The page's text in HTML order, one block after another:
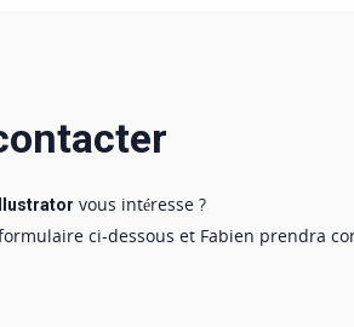
vous intéresse ?
ci-dessous et Fabien prendra